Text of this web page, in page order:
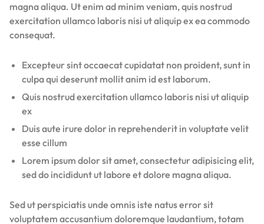
magna aliqua. Ut enim ad minim veniam, quis nostrud
exercitation ullamco laboris nisi ut aliquip ex ea commodo
consequat.
Excepteur sint occaecat cupidatat non proident, sunt in
culpa qui deserunt mollit anim id est laborum.
Quis nostrud exercitation ullamco laboris nisi ut aliquip
ex
Duis aute irure dolor in reprehenderit in voluptate velit
esse cillum
Lorem ipsum dolor sit amet, consectetur adipisicing elit,
sed do incididunt ut labore et dolore magna aliqua.
Sed ut perspiciatis unde omnis iste natus error sit
voluptatem accusantium doloremque laudantium, totam